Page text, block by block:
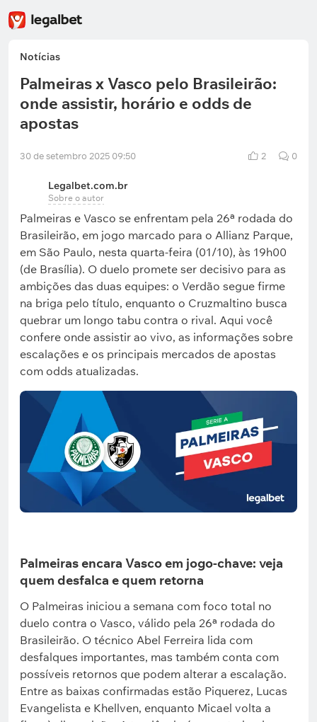
Notícias
Palmeiras x Vasco pelo Brasileirão:
onde assistir, horário e odds de
apostas
30 de setembro 2025 09:50 2 0
Legalbet.com.br
Sobre o autor
Palmeiras e Vasco se enfrentam pela 26ª rodada do
Brasileirão, em jogo marcado para o Allianz Parque,
em São Paulo, nesta quarta-feira (01/10), às 19h00
(de Brasília). O duelo promete ser decisivo para as
ambições das duas equipes: o Verdão segue firme
na briga pelo título, enquanto o Cruzmaltino busca
quebrar um longo tabu contra o rival. Aqui você
confere onde assistir ao vivo, as informações sobre
escalações e os principais mercados de apostas
com odds atualizadas.
Palmeiras encara Vasco em jogo-chave: veja
quem desfalca e quem retorna
O Palmeiras iniciou a semana com foco total no
duelo contra o Vasco, válido pela 26ª rodada do
Brasileirão. O técnico Abel Ferreira lida com
desfalques importantes, mas também conta com
possíveis retornos que podem alterar a escalação.
Entre as baixas confirmadas estão Piquerez, Lucas
Evangelista e Khellven, enquanto Micael volta a